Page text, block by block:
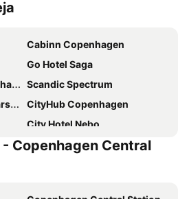
Cabinn Copenhagen
Go Hotel Saga
Scandic Spectrum
CityHub Copenhagen
City Hotel Nebo
Scandic Webers
Copenhagen Central